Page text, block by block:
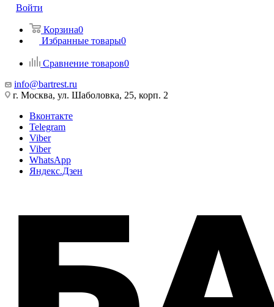
Войти
Корзина0
Избранные товары0
Сравнение товаров0
info@bartrest.ru
г. Москва, ул. Шаболовка, 25, корп. 2
Вконтакте
Telegram
Viber
Viber
WhatsApp
Яндекс.Дзен